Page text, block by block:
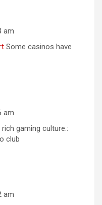
am
Some casinos have
am
gaming culture.:
club
am